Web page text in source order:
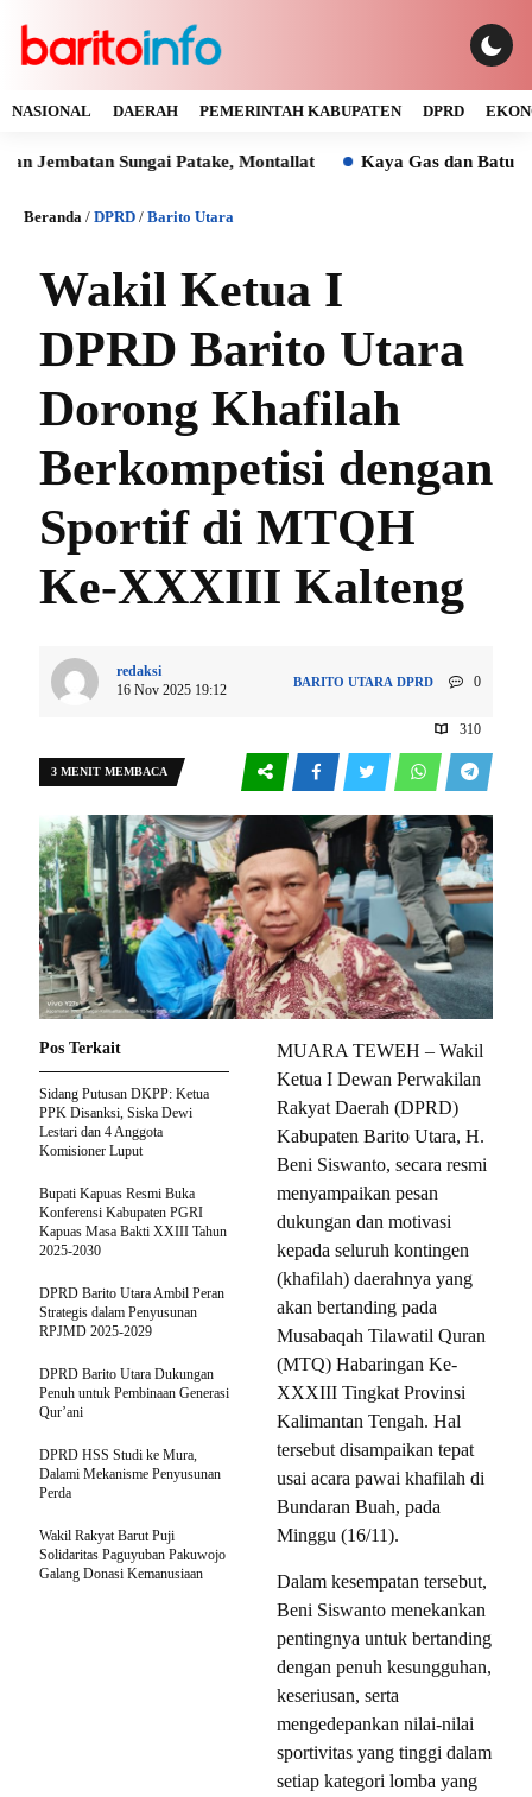
NASIONAL DAERAH PEMERINTAH KABUPATEN DPRD
Sungai Patake, Montallat Kaya Gas dan Batu Bara
Beranda / DPRD / Barito Utara
Wakil Ketua I
DPRD Barito Utara
Dorong Khafilah
Berkompetisi dengan
Sportif di MTQH
Ke-XXXIII Kalteng
redaksi
16 Nov 2025 19:12
BARITO UTARA DPRD 0
310
3 MENIT MEMBACA
MUARA TEWEH – Wakil
Ketua I Dewan Perwakilan
Rakyat Daerah (DPRD)
Kabupaten Barito Utara, H.
Beni Siswanto, secara resmi
menyampaikan pesan
dukungan dan motivasi
kepada seluruh kontingen
(khafilah) daerahnya yang
akan bertanding pada
Musabaqah Tilawatil Quran
(MTQ) Habaringan Ke-
XXXIII Tingkat Provinsi
Kalimantan Tengah. Hal
tersebut disampaikan tepat
usai acara pawai khafilah di
Bundaran Buah, pada
Minggu (16/11).
Dalam kesempatan tersebut,
Beni Siswanto menekankan
pentingnya untuk bertanding
dengan penuh kesungguhan,
keseriusan, serta
mengedepankan nilai-nilai
sportivitas yang tinggi dalam
setiap kategori lomba yang
Pos Terkait
Sidang Putusan DKPP: Ketua
PPK Disanksi, Siska Dewi
Lestari dan 4 Anggota
Komisioner Luput
Bupati Kapuas Resmi Buka
Konferensi Kabupaten PGRI
Kapuas Masa Bakti XXIII Tahun
2025-2030
DPRD Barito Utara Ambil Peran
Strategis dalam Penyusunan
RPJMD 2025-2029
DPRD Barito Utara Dukungan
Penuh untuk Pembinaan Generasi
Qur’ani
DPRD HSS Studi ke Mura,
Dalami Mekanisme Penyusunan
Perda
Wakil Rakyat Barut Puji
Solidaritas Paguyuban Pakuwojo
Galang Donasi Kemanusiaan